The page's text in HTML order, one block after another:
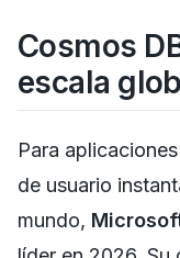
Cosmos
escala
Para
de usuario
mundo,